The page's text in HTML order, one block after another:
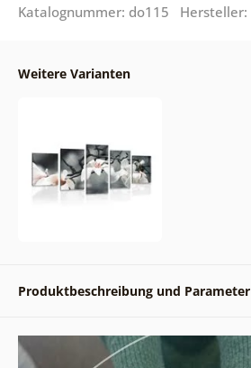
Katalognummer: do115 Hersteller:
Weitere Varianten
Produktbeschreibung und Parameter